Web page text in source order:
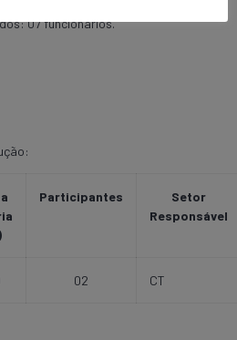
07 funcionários.
Participantes
Setor
Responsável
02 CT